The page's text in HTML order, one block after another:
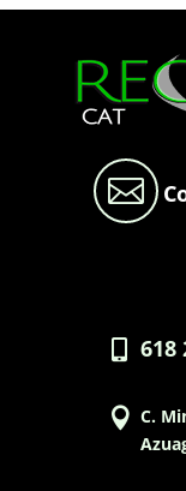

 618
 C.